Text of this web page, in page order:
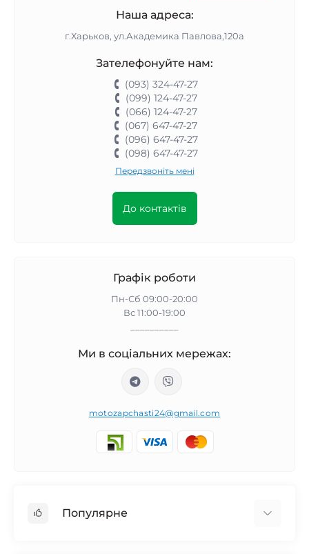
Наша адреса:
г.Харьков, ул.Академика Павлова,120а
Зателефонуйте нам:
(093) 324-47-27
(099) 124-47-27
(066) 124-47-27
(067) 647-47-27
(096) 647-47-27
(098) 647-47-27
Передзвоніть мені
До контактів
Графік роботи
Пн-Сб 09:00-20:00
Вс 11:00-19:00
Ми в соціальних мережах:
motozapchasti24@gmail.com
Популярне